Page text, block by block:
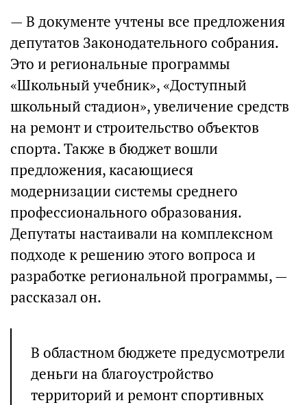
— В документе учтены все предложения
депутатов Законодательного собрания.
Это и региональные программы
«Школьный учебник», «Доступный
школьный стадион», увеличение средств
на ремонт и строительство объектов
спорта. Также в бюджет вошли
предложения, касающиеся
модернизации системы среднего
профессионального образования.
Депутаты настаивали на комплексном
подходе к решению этого вопроса и
разработке региональной программы, —
рассказал он.
В областном бюджете предусмотрели
деньги на благоустройство
территорий и ремонт спортивных